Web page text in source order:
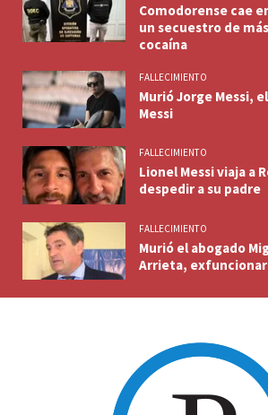
Comodorense cae
un secuestro de
cocaína
FALLECIMIENTO
Murió Jorge Messi,
Messi
FALLECIMIENTO
Lionel Messi viaja a
despedir a su padre
FALLECIMIENTO
Murió el abogado
Arrieta,